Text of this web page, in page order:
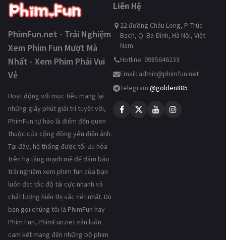
PhimFun.net - Trải Nghiệm
Xem Phim Fun Mượt Mà
Nhất - Xem Phim Phải Vui
Vẻ
Hoạt động với mục tiêu mang lại
những giây phút giải trí tuyệt vời,
PhimFun tự hào là điểm đến quen
thuộc của cộng đồng yêu điện ảnh.
Tại đây, hệ thống được tối ưu hóa
trên hạ tầng mạnh mẽ để đảm bảo
trải nghiệm xem phim fun của bạn
luôn đạt tốc độ tải cực nhanh và
chất lượng hiển thị sắc nét nhất. Dù
bạn gọi chúng tôi là PhimFun hay
Phim Fun, PhimFun.net vẫn luôn
cam kết mang đến những bộ phim
Liên Hệ
22 đường Châu Long, P. Trúc
Bạch, Q. Ba Đình, Hà Nội, Việt
Nam
Hotline: 0985646233
Email: admin@phimfun.net
Telegram:@golden885